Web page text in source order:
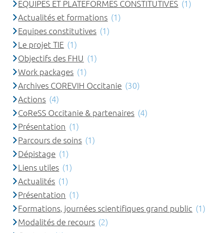
EQUIPES ET PLATEFORMES CONSTITUTIVES (1)
Actualités et formations (1)
Equipes constitutives (1)
Le projet TIE (1)
Objectifs des FHU (1)
Work packages (1)
Archives COREVIH Occitanie (30)
Actions (4)
CoReSS Occitanie & partenaires (4)
Présentation (1)
Parcours de soins (1)
Dépistage (1)
Liens utiles (1)
Actualités (1)
Présentation (1)
Formations, journées scientifiques grand public (1)
Modalités de recours (2)